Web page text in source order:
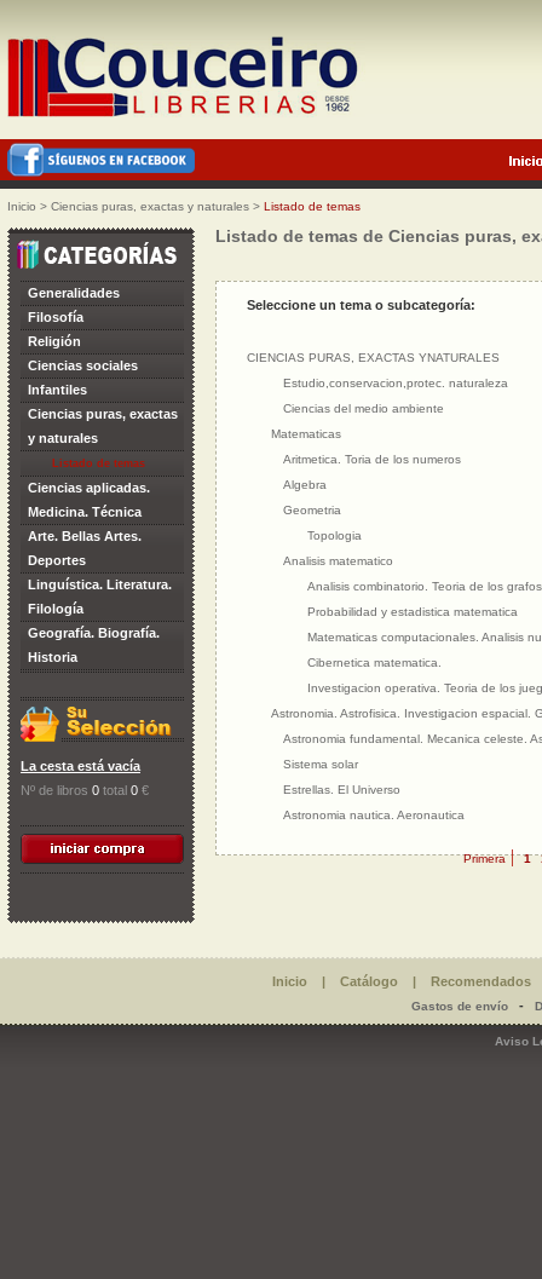
Inicio > Ciencias puras, exactas y naturales > Listado de temas
Generalidades
Filosofía
Religión
Ciencias sociales
Infantiles
Ciencias puras, exactas
y naturales
Listado de temas
Ciencias aplicadas.
Medicina. Técnica
Arte. Bellas Artes.
Deportes
Linguística. Literatura.
Filología
Geografía. Biografía.
Historia
La cesta está vacía
Nº de libros 0 total 0 €
Listado de temas de Ciencias puras,
Seleccione un tema o subcategoría:
CIENCIAS PURAS, EXACTAS YNATURALES
Estudio,conservacion,protec. naturaleza
Ciencias del medio ambiente
Matematicas
Aritmetica. Toria de los numeros
Algebra
Geometria
Topologia
Analisis matematico
Analisis combinatorio. Teoria de los grafos
Probabilidad y estadistica matematica
Matematicas computacionales. Analisis
Cibernetica matematica.
Investigacion operativa. Teoria de los
Astronomia. Astrofisica. Investigacion espacial.
Astronomia fundamental. Mecanica celeste.
Sistema solar
Estrellas. El Universo
Astronomia nautica. Aeronautica
Primera|1
Inicio | Catálogo | Recomendados
Gastos de envío-
Aviso